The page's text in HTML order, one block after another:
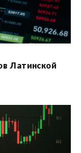
Латинской